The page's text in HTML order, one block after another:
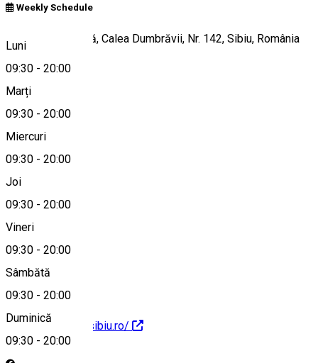
Weekly Schedule
Luni
09:30 - 20:00
Marți
09:30 - 20:00
Miercuri
09:30 - 20:00
Joi
09:30 - 20:00
Vineri
09:30 - 20:00
Sâmbătă
09:30 - 20:00
Duminică
09:30 - 20:00
Grădina Zoologică, Calea Dumbrăvii, Nr. 142, Sibiu, România
Hartă
zoo@sibiu.ro
https://www.zoosibiu.ro/